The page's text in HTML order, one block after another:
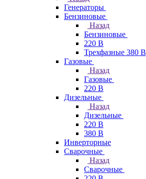
Генераторы
Бензиновые
Назад
Бензиновые
220 В
Трехфазные 380 В
Газовые
Назад
Газовые
220 В
Дизельные
Назад
Дизельные
220 В
380 В
Инверторные
Сварочные
Назад
Сварочные